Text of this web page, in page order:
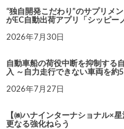
“独自開発こだわり”のサプリメ
がEC自動出荷アプリ「シッピー
2026年7月30日
自動車船の荷役中断を抑制する
入 ～自力走行できない車両を約
2026年7月27日
【㈱ハナインターナショナル×
更なる強化ねらう